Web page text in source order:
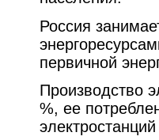
Россия
первичной
Производство
%, ее